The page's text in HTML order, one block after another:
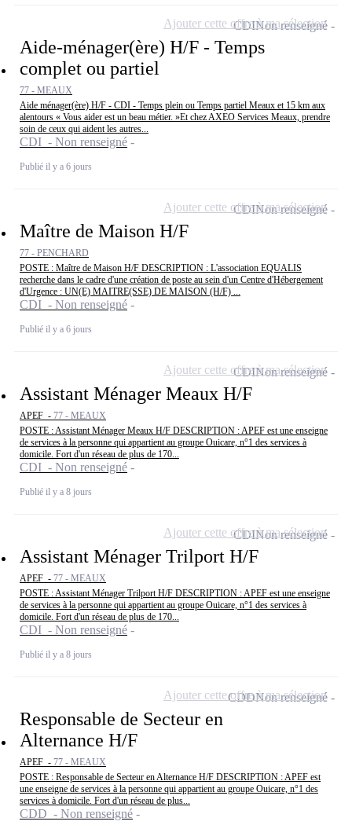
Aide-ménager(ère) H/F - Temps
complet ou partiel
77 - MEAUX
Aide ménager(ère) H/F - CDI - Temps plein ou Temps partiel Meaux et 15 km aux
alentours « Vous aider est un beau métier. »Et chez AXEO Services Meaux, prendre
soin de ceux qui aident les autres...
CDI - Non renseigné
Publié il y a 6 jours
CDINon renseigné
Ajouter cette offre à ma sélection
Maître de Maison H/F
77 - PENCHARD
POSTE : Maître de Maison H/F DESCRIPTION : L'association EQUALIS
recherche dans le cadre d'une création de poste au sein d'un Centre d'Hébergement
d'Urgence : UN(E) MAITRE(SSE) DE MAISON (H/F) ...
CDI - Non renseigné
Publié il y a 6 jours
CDINon renseigné
Ajouter cette offre à ma sélection
Assistant Ménager Meaux H/F
APEF - 77 - MEAUX
POSTE : Assistant Ménager Meaux H/F DESCRIPTION : APEF est une enseigne
de services à la personne qui appartient au groupe Ouicare, n°1 des services à
domicile. Fort d'un réseau de plus de 170...
CDI - Non renseigné
Publié il y a 8 jours
CDINon renseigné
Ajouter cette offre à ma sélection
Assistant Ménager Trilport H/F
APEF - 77 - MEAUX
POSTE : Assistant Ménager Trilport H/F DESCRIPTION : APEF est une enseigne
de services à la personne qui appartient au groupe Ouicare, n°1 des services à
domicile. Fort d'un réseau de plus de 170...
CDI - Non renseigné
Publié il y a 8 jours
CDINon renseigné
Ajouter cette offre à ma sélection
Responsable de Secteur en
Alternance H/F
APEF - 77 - MEAUX
POSTE : Responsable de Secteur en Alternance H/F DESCRIPTION : APEF est
une enseigne de services à la personne qui appartient au groupe Ouicare, n°1 des
services à domicile. Fort d'un réseau de plus...
CDD - Non renseigné
CDDNon renseigné
Ajouter cette offre à ma sélection